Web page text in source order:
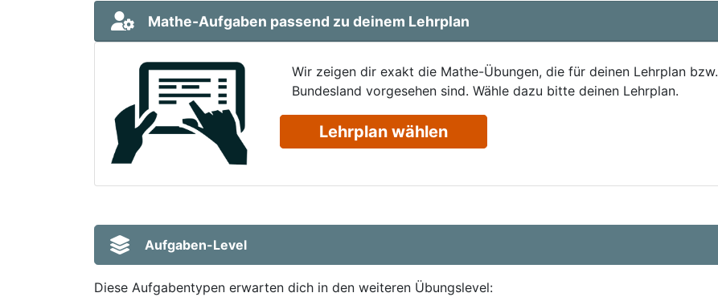
Mathe-Aufgaben passend zu deinem Lehrplan
Wir zeigen dir exakt die Mathe-Übungen, die für deinen Lehrplan bzw.
Bundesland vorgesehen sind. Wähle dazu bitte deinen Lehrplan.
Lehrplan wählen
Aufgaben-Level
Diese Aufgabentypen erwarten dich in den weiteren Übungslevel: